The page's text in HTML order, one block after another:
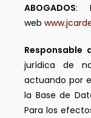
ABOGADOS:
web
Responsable
jurídica de
actuando por
la Base de
Para los